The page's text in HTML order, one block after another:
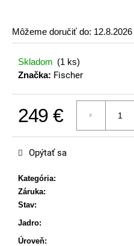
Môžeme doručiť do: 12.8.2026
Skladom (1 ks)
Značka: Fischer
249 €
Jednotková cena:
Kategória:
Záruka:
Stav:
Jadro:
Úroveň:
Opýtať sa
o
r
ú
č
e
ATOMIC
REDSTER
J2(SPORT
EDITION)
89